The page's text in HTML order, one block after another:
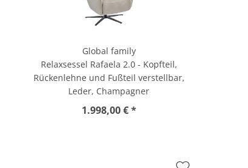
Global family
Relaxsessel Rafaela 2.0 - Kopfteil,
Rückenlehne und Fußteil verstellbar,
Leder, Champagner
1.998,00 € *